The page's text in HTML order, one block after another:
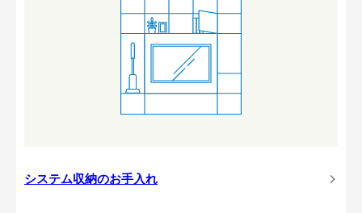
システム収納のお手入れ